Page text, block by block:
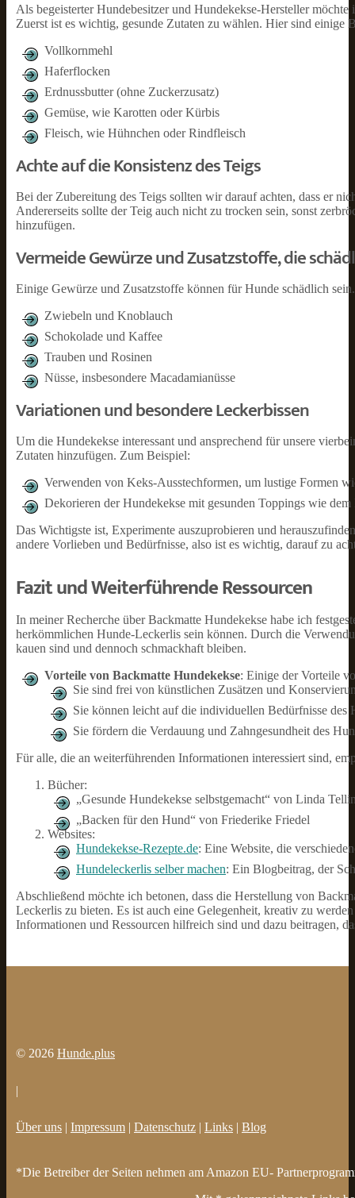
Als begeisterter Hundebesitzer und Hundekekse-Hersteller
Zuerst ist es wichtig, gesunde Zutaten zu wählen. Hier sind einige
Vollkornmehl
Haferflocken
Erdnussbutter (ohne Zuckerzusatz)
Gemüse, wie Karotten oder Kürbis
Fleisch, wie Hühnchen oder Rindfleisch
Achte auf die Konsistenz des Teigs
Bei der Zubereitung des Teigs sollten wir darauf achten, dass er
Andererseits sollte der Teig auch nicht zu trocken sein, sonst
hinzufügen.
Vermeide Gewürze und Zusatzstoffe, die
Einige Gewürze und Zusatzstoffe können für Hunde schädlich
Zwiebeln und Knoblauch
Schokolade und Kaffee
Trauben und Rosinen
Nüsse, insbesondere Macadamianüsse
Variationen und besondere Leckerbissen
Um die Hundekekse interessant und ansprechend für unsere
Zutaten hinzufügen. Zum Beispiel:
Verwenden von Keks-Ausstechformen, um lustige Formen
Dekorieren der Hundekekse mit gesunden Toppings wie
Das Wichtigste ist, Experimente auszuprobieren und
andere Vorlieben und Bedürfnisse, also ist es wichtig, darauf zu
Fazit und Weiterführende Ressourcen
In meiner Recherche über Backmatte Hundekekse habe ich
herkömmlichen Hunde-Leckerlis sein können. Durch die
kauen sind und dennoch schmackhaft bleiben.
Vorteile von Backmatte Hundekekse: Einige der Vorteile
Sie sind frei von künstlichen Zusätzen und
Sie können leicht auf die individuellen Bedürfnisse des
Sie fördern die Verdauung und Zahngesundheit des
Für alle, die an weiterführenden Informationen interessiert sind,
Bücher:
„Gesunde Hundekekse selbstgemacht“ von Linda
„Backen für den Hund“ von Friederike Friedel
Websites:
Hundekekse-Rezepte.de: Eine Website, die
Hundeleckerlis selber machen: Ein Blogbeitrag, der
Abschließend möchte ich betonen, dass die Herstellung von
Leckerlis zu bieten. Es ist auch eine Gelegenheit, kreativ zu
Informationen und Ressourcen hilfreich sind und dazu beitragen,
© 2026 Hunde.plus
|
Über uns | Impressum | Datenschutz | Links | Blog
*Die Betreiber der Seiten nehmen am Amazon EU-